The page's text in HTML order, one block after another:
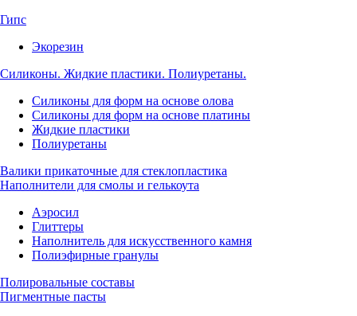
Гипс
Экорезин
Силиконы. Жидкие пластики. Полиуретаны.
Силиконы для форм на основе олова
Силиконы для форм на основе платины
Жидкие пластики
Полиуретаны
Валики прикаточные для стеклопластика
Наполнители для смолы и гелькоута
Аэросил
Глиттеры
Наполнитель для искусственного камня
Полиэфирные гранулы
Полировальные составы
Пигментные пасты